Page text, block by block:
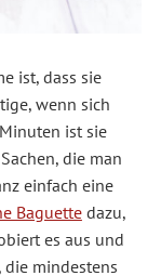
ist, dass sie
wenn sich
ist sie
die man
einfach eine
Baguettedazu,
es aus und
die mindestens